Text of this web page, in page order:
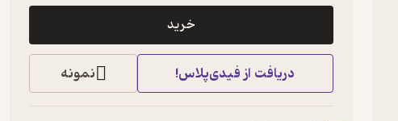
خرید
دریافت از فیدی‌پلاس! نمونه